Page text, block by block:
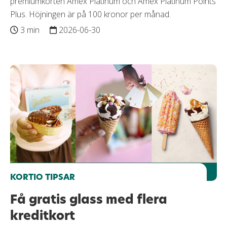
Plus. Höjningen är på 100 kronor per månad.
3 min
2026-06-30
KORTIO TIPSAR
Få gratis glass med flera
kreditkort